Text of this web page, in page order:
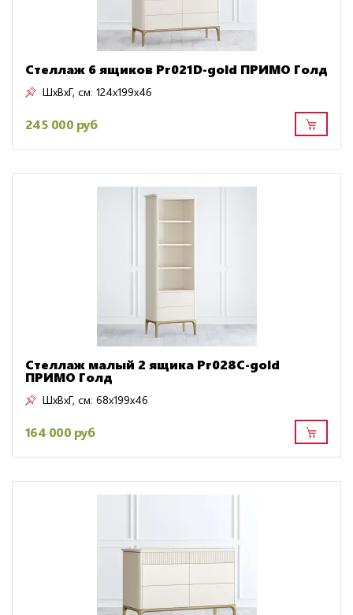
Стеллаж 6 ящиков Pr021D-gold ПРИМО Голд
ШxВxГ, см: 124x199x46
245 000 руб
Стеллаж малый 2 ящика Pr028C-gold
ПРИМО Голд
ШxВxГ, см: 68x199x46
164 000 руб